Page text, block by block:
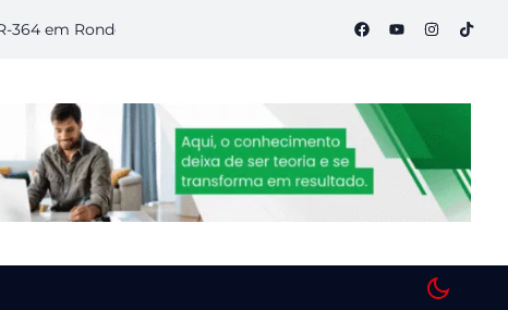
Rondônia Semana S do Comércio começa hoje em Porto